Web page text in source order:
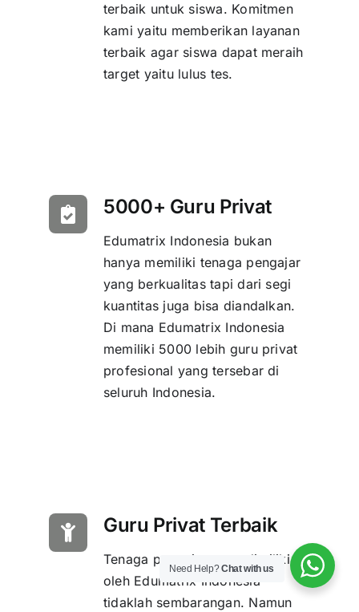
terbaik untuk siswa. Komitmen
kami yaitu memberikan layanan
terbaik agar siswa dapat meraih
target yaitu lulus tes.
5000+ Guru Privat
Edumatrix Indonesia bukan
hanya memiliki tenaga pengajar
yang berkualitas tapi dari segi
kuantitas juga bisa diandalkan.
Di mana Edumatrix Indonesia
memiliki 5000 lebih guru privat
profesional yang tersebar di
seluruh Indonesia.
Guru Privat Terbaik
Tenaga pengajar yang dimiliki
oleh Edumatrix Indonesia
tidaklah sembarangan. Namun
Need Help?Chat with us